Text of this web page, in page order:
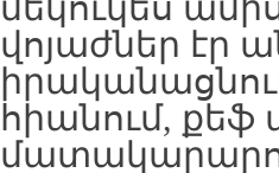
մեկուկես
վոյաժներ էր
հիանում, քեֆ